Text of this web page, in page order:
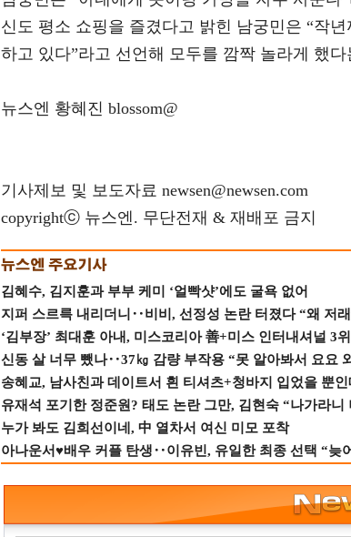
신도 평소 쇼핑을 즐겼다고 밝힌 남궁민은 “작
하고 있다”라고 선언해 모두를 깜짝 놀라게 했
뉴스엔 황혜진 blossom@
기사제보 및 보도자료 newsen@newsen.com
copyrightⓒ 뉴스엔. 무단전재 & 재배포 금지
김혜수, 김지훈과 부부 케미 ‘얼빡샷’에도 굴욕 없어
지퍼 스르륵 내리더니‥비비, 선정성 논란 터졌다 “왜 저
‘김부장’ 최대훈 아내, 미스코리아 善+미스 인터내셔널 3
신동 살 너무 뺐나‥37㎏ 감량 부작용 “못 알아봐서 요요
송혜교, 남사친과 데이트서 흰 티셔츠+청바지 입었을 뿐
유재석 포기한 정준원? 태도 논란 그만, 김현숙 “나가라니
누가 봐도 김희선이네, 中 열차서 여신 미모 포착
아나운서♥배우 커플 탄생‥이유빈, 유일한 최종 선택 “늦